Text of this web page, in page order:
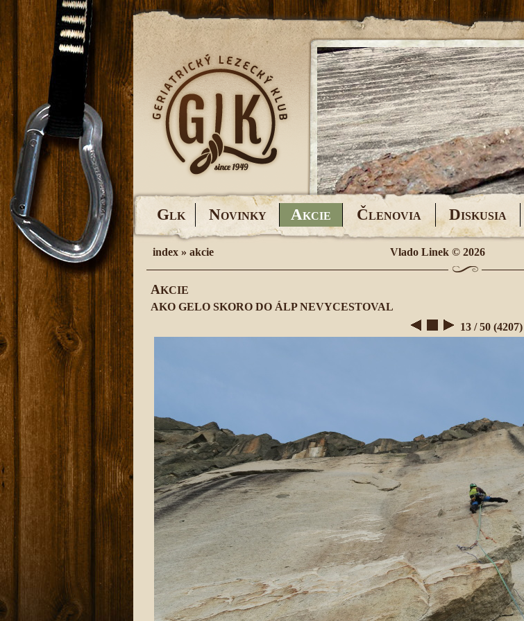
GLK NOVINKY AKCIE ČLENOVIA DISKUSIA
index » akcie Vlado Linek © 2026
AKCIE
AKO GELO SKORO DO ÁLP NEVYCESTOVAL
13 / 50 (4207)